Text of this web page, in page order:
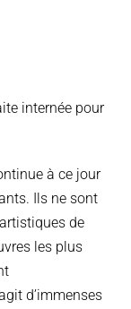
internée pour
à ce jour
Ils ne sont
de
les plus
d’immenses